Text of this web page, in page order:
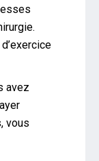
avez
vous